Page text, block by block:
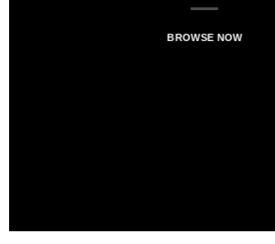
BROWSE NOW